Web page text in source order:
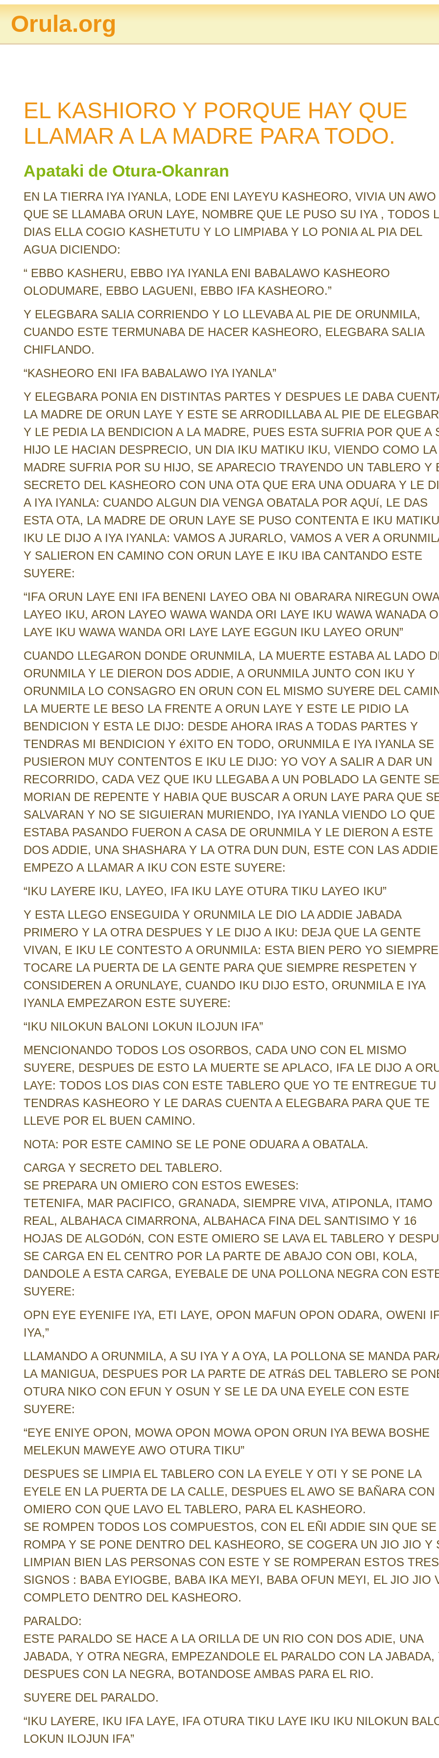
Orula.org
EL KASHIORO Y PORQUE HAY QUE
LLAMAR A LA MADRE PARA TODO.
Apataki de Otura-Okanran
EN LA TIERRA IYA IYANLA, LODE ENI LAYEYU KASHEORO, VIVIA UN AWO
QUE SE LLAMABA ORUN LAYE, NOMBRE QUE LE PUSO SU IYA , TODOS
DIAS ELLA COGIO KASHETUTU Y LO LIMPIABA Y LO PONIA AL PIA DEL
AGUA DICIENDO:
“ EBBO KASHERU, EBBO IYA IYANLA ENI BABALAWO KASHEORO
OLODUMARE, EBBO LAGUENI, EBBO IFA KASHEORO.”
Y ELEGBARA SALIA CORRIENDO Y LO LLEVABA AL PIE DE ORUNMILA,
CUANDO ESTE TERMUNABA DE HACER KASHEORO, ELEGBARA SALIA
CHIFLANDO.
“KASHEORO ENI IFA BABALAWO IYA IYANLA”
Y ELEGBARA PONIA EN DISTINTAS PARTES Y DESPUES LE DABA
LA MADRE DE ORUN LAYE Y ESTE SE ARRODILLABA AL PIE DE
Y LE PEDIA LA BENDICION A LA MADRE, PUES ESTA SUFRIA POR QUE A
HIJO LE HACIAN DESPRECIO, UN DIA IKU MATIKU IKU, VIENDO COMO LA
MADRE SUFRIA POR SU HIJO, SE APARECIO TRAYENDO UN TABLERO Y
SECRETO DEL KASHEORO CON UNA OTA QUE ERA UNA ODUARA Y LE
A IYA IYANLA: CUANDO ALGUN DIA VENGA OBATALA POR AQUí, LE DAS
ESTA OTA, LA MADRE DE ORUN LAYE SE PUSO CONTENTA E IKU MATIKU
IKU LE DIJO A IYA IYANLA: VAMOS A JURARLO, VAMOS A VER A
Y SALIERON EN CAMINO CON ORUN LAYE E IKU IBA CANTANDO ESTE
SUYERE:
“IFA ORUN LAYE ENI IFA BENENI LAYEO OBA NI OBARARA NIREGUN
LAYEO IKU, ARON LAYEO WAWA WANDA ORI LAYE IKU WAWA WANADA
LAYE IKU WAWA WANDA ORI LAYE LAYE EGGUN IKU LAYEO ORUN”
CUANDO LLEGARON DONDE ORUNMILA, LA MUERTE ESTABA AL LADO
ORUNMILA Y LE DIERON DOS ADDIE, A ORUNMILA JUNTO CON IKU Y
ORUNMILA LO CONSAGRO EN ORUN CON EL MISMO SUYERE DEL
LA MUERTE LE BESO LA FRENTE A ORUN LAYE Y ESTE LE PIDIO LA
BENDICION Y ESTA LE DIJO: DESDE AHORA IRAS A TODAS PARTES Y
TENDRAS MI BENDICION Y éXITO EN TODO, ORUNMILA E IYA IYANLA SE
PUSIERON MUY CONTENTOS E IKU LE DIJO: YO VOY A SALIR A DAR UN
RECORRIDO, CADA VEZ QUE IKU LLEGABA A UN POBLADO LA GENTE SE
MORIAN DE REPENTE Y HABIA QUE BUSCAR A ORUN LAYE PARA QUE
SALVARAN Y NO SE SIGUIERAN MURIENDO, IYA IYANLA VIENDO LO QUE
ESTABA PASANDO FUERON A CASA DE ORUNMILA Y LE DIERON A ESTE
DOS ADDIE, UNA SHASHARA Y LA OTRA DUN DUN, ESTE CON LAS ADDIE
EMPEZO A LLAMAR A IKU CON ESTE SUYERE:
“IKU LAYERE IKU, LAYEO, IFA IKU LAYE OTURA TIKU LAYEO IKU”
Y ESTA LLEGO ENSEGUIDA Y ORUNMILA LE DIO LA ADDIE JABADA
PRIMERO Y LA OTRA DESPUES Y LE DIJO A IKU: DEJA QUE LA GENTE
VIVAN, E IKU LE CONTESTO A ORUNMILA: ESTA BIEN PERO YO SIEMPRE
TOCARE LA PUERTA DE LA GENTE PARA QUE SIEMPRE RESPETEN Y
CONSIDEREN A ORUNLAYE, CUANDO IKU DIJO ESTO, ORUNMILA E IYA
IYANLA EMPEZARON ESTE SUYERE:
“IKU NILOKUN BALONI LOKUN ILOJUN IFA”
MENCIONANDO TODOS LOS OSORBOS, CADA UNO CON EL MISMO
SUYERE, DESPUES DE ESTO LA MUERTE SE APLACO, IFA LE DIJO A
LAYE: TODOS LOS DIAS CON ESTE TABLERO QUE YO TE ENTREGUE TU
TENDRAS KASHEORO Y LE DARAS CUENTA A ELEGBARA PARA QUE TE
LLEVE POR EL BUEN CAMINO.
NOTA: POR ESTE CAMINO SE LE PONE ODUARA A OBATALA.
CARGA Y SECRETO DEL TABLERO.
SE PREPARA UN OMIERO CON ESTOS EWESES:
TETENIFA, MAR PACIFICO, GRANADA, SIEMPRE VIVA, ATIPONLA, ITAMO
REAL, ALBAHACA CIMARRONA, ALBAHACA FINA DEL SANTISIMO Y 16
HOJAS DE ALGODóN, CON ESTE OMIERO SE LAVA EL TABLERO Y
SE CARGA EN EL CENTRO POR LA PARTE DE ABAJO CON OBI, KOLA,
DANDOLE A ESTA CARGA, EYEBALE DE UNA POLLONA NEGRA CON
SUYERE:
OPN EYE EYENIFE IYA, ETI LAYE, OPON MAFUN OPON ODARA, OWENI
IYA,”
LLAMANDO A ORUNMILA, A SU IYA Y A OYA, LA POLLONA SE MANDA
LA MANIGUA, DESPUES POR LA PARTE DE ATRáS DEL TABLERO SE
OTURA NIKO CON EFUN Y OSUN Y SE LE DA UNA EYELE CON ESTE
SUYERE:
“EYE ENIYE OPON, MOWA OPON MOWA OPON ORUN IYA BEWA BOSHE
MELEKUN MAWEYE AWO OTURA TIKU”
DESPUES SE LIMPIA EL TABLERO CON LA EYELE Y OTI Y SE PONE LA
EYELE EN LA PUERTA DE LA CALLE, DESPUES EL AWO SE BAÑARA CON
OMIERO CON QUE LAVO EL TABLERO, PARA EL KASHEORO.
SE ROMPEN TODOS LOS COMPUESTOS, CON EL EÑI ADDIE SIN QUE SE
ROMPA Y SE PONE DENTRO DEL KASHEORO, SE COGERA UN JIO JIO Y
LIMPIAN BIEN LAS PERSONAS CON ESTE Y SE ROMPERAN ESTOS TRES
SIGNOS : BABA EYIOGBE, BABA IKA MEYI, BABA OFUN MEYI, EL JIO JIO
COMPLETO DENTRO DEL KASHEORO.
PARALDO:
ESTE PARALDO SE HACE A LA ORILLA DE UN RIO CON DOS ADIE, UNA
JABADA, Y OTRA NEGRA, EMPEZANDOLE EL PARALDO CON LA JABADA,
DESPUES CON LA NEGRA, BOTANDOSE AMBAS PARA EL RIO.
SUYERE DEL PARALDO.
“IKU LAYERE, IKU IFA LAYE, IFA OTURA TIKU LAYE IKU IKU NILOKUN
LOKUN ILOJUN IFA”